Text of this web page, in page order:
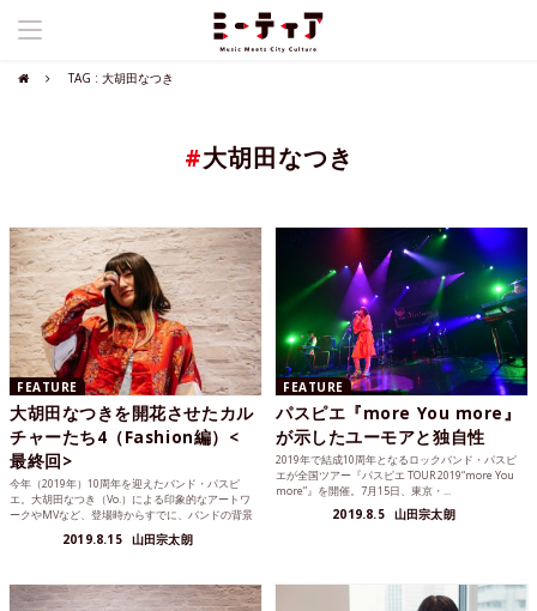
TAG : 大胡田なつき
#大胡田なつき
FEATURE
大胡田なつきを開花させたカル
チャーたち4（Fashion編）<
最終回>
今年（2019年）10周年を迎えたバンド・パスピ
エ。大胡田なつき（Vo.）による印象的なアートワ
ークやMVなど、登場時からすでに、バンドの背景
2019.8.15 山田宗太朗
FEATURE
パスピエ『more You more』
が示したユーモアと独自性
2019年で結成10周年となるロックバンド・パスピ
エが全国ツアー『パスピエ TOUR 2019“more You
more”』を開催。7月15日、東京・...
2019.8.5 山田宗太朗